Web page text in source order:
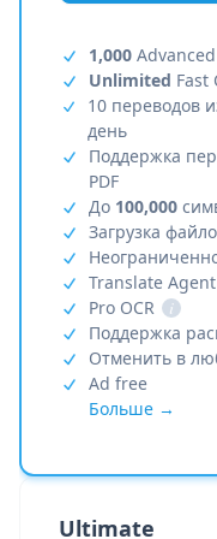
1,000
Unlimited Fast
10 переводов
день
Поддержка
PDF
До 100,000
Загрузка
Translate Agent
Pro OCR
i
Поддержка
Отменить в
Ad free
Больше →
Ultimate